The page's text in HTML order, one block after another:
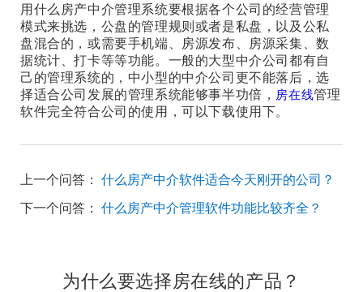
用什么房产中介管理系统要根据各个公司的经营管理
模式来挑选，公盘的管理规则或者是私盘，以及公私
盘混合的，或需要手机端、房源发布、房源采集、数
据统计、打卡等等功能。一般的大型中介公司都有自
己的管理系统的，中小型的中介公司更不能落后，选
择适合公司发展的管理系统能够事半功倍， 房在线管理
软件完全符合公司的使用，可以下载使用下。
上一个问答： 什么房产中介软件适合今天刚开的公司？
下一个问答： 什么房产中介管理软件功能比较齐全？
为什么要选择房在线的产品？